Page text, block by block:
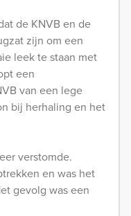
de KNVB en de
zijn om een
leek te staan met
een
van een lege
bij herhaling en het
verstomde.
en was het
gevolg was een